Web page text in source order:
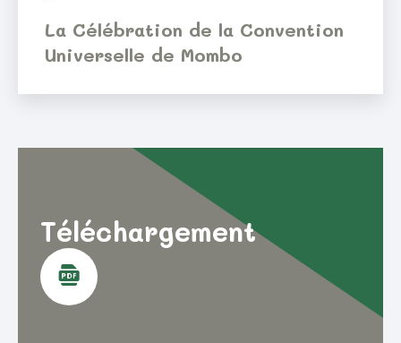
La Célébration de la Convention
Universelle de Mombo